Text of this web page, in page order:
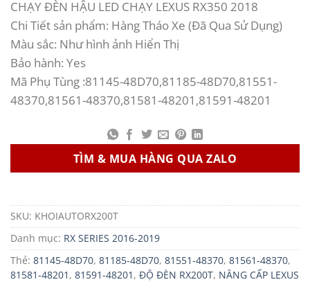
CHẠY ĐÈN HẬU LED CHẠY LEXUS RX350 2018
Chi Tiết sản phẩm: Hàng Tháo Xe (Đã Qua Sử Dụng)
Màu sắc: Như hình ảnh Hiển Thị
Bảo hành: Yes
Mã Phụ Tùng :81145-48D70,81185-48D70,81551-
48370,81561-48370,81581-48201,81591-48201
TÌM & MUA HÀNG QUA ZALO
SKU: KHOIAUTORX200T
Danh mục: RX SERIES 2016-2019
Thẻ: 81145-48D70, 81185-48D70, 81551-48370, 81561-48370,
81581-48201 , 81591-48201 , ĐỘ ĐÈN RX200T, NÂNG CẤP LEXUS